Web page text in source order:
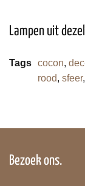
Lampen uit
Tags cocon,
rood, sfeer,
Bezoek ons.